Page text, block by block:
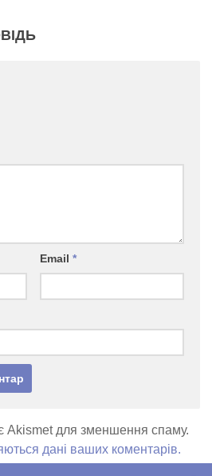
Email *
Akismet для зменшення спаму.
дані ваших коментарів.